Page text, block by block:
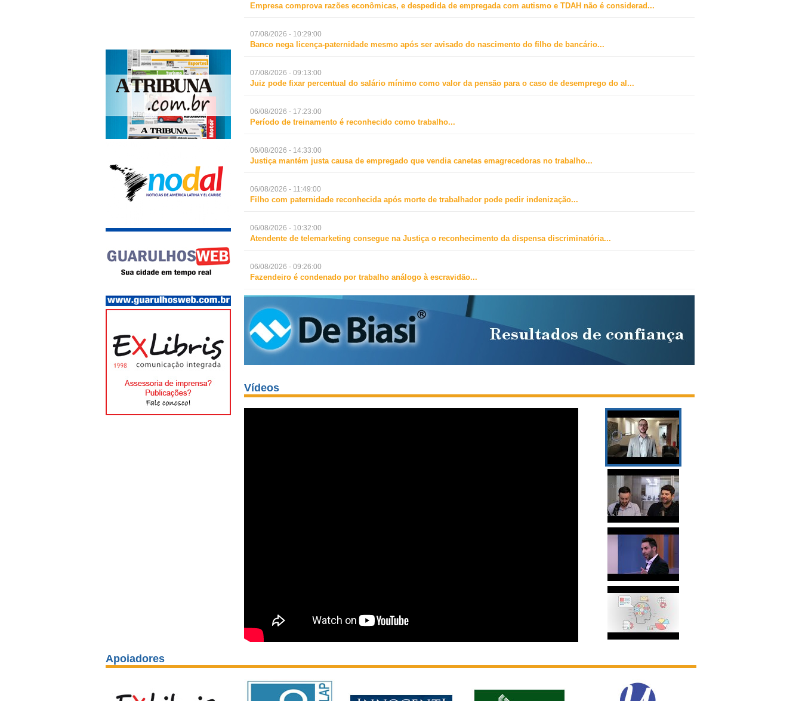
Empresa comprova razões econômicas, e despedida de empregada com autismo e TDAH não é considerad...
07/08/2026 - 10:29:00
Banco nega licença-paternidade mesmo após ser avisado do nascimento do filho de bancário...
07/08/2026 - 09:13:00
Juiz pode fixar percentual do salário mínimo como valor da pensão para o caso de desemprego do al ...
06/08/2026 - 17:23:00
Período de treinamento é reconhecido como trabalho...
06/08/2026 - 14:33:00
Justiça mantém justa causa de empregado que vendia canetas emagrecedoras no trabalho...
06/08/2026 - 11:49:00
Filho com paternidade reconhecida após morte de trabalhador pode pedir indenização...
06/08/2026 - 10:32:00
Atendente de telemarketing consegue na Justiça o reconhecimento da dispensa discriminatória...
06/08/2026 - 09:26:00
Fazendeiro é condenado por trabalho análogo à escravidão...
Vídeos
Apoiadores